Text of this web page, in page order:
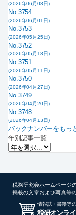
(2026年06月08日)
No.3754
(2026年06月01日)
No.3753
(2026年05月25日)
No.3752
(2026年05月18日)
No.3751
(2026年05月11日)
No.3750
(2026年04月27日)
No.3749
(2026年04月20日)
No.3748
(2026年04月13日)
バックナンバーをもっ
年別記事一覧
税務研究会ホームページ
掲載の文章および写真等
情報誌・書籍等
税研オンラ